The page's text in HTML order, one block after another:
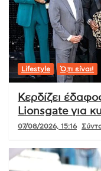
Lifestyle Ό,τι είναι!
Κερδίζει
Lionsgate για
07/08/2026, 15:16